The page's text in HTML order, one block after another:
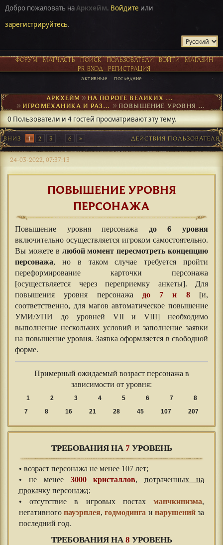
Добро пожаловать наАркхейм. Войдите или
зарегистрируйтесь.
ФОРУМ МАТЧАСТЬ ПОИСК ПОЛЬЗОВАТЕЛИ ВОЙТИ
МАГАЗИН
PR-ВХОД
РЕГИСТРАЦИЯ
активные последние
АРКХЕЙМ► НА ПОРОГЕ ВЕЛИКИХ ОТКРЫТИЙ
► ИГРОМЕХАНИКА И РАЗВИТИЕ ПЕРСОНАЖА ► ПОВЫШЕНИЕ УРОВНЯ ПЕРСОНАЖА
0 Пользователи и 4 гостей просматривают эту тему.
ВНИЗ 1 2 3 6 ДЕЙСТВИЯ ПОЛЬЗОВАТЕЛЯ
24-03-2022, 07:37:13
ПОВЫШЕНИЕ УРОВНЯ
ПЕРСОНАЖА
Повышение уровня персонажа до 6 уровня
включительно осуществляется игроком самостоятельно.
Вы можете в любой момент пересмотреть концепцию
персонажа, но в таком случае требуется пройти
переформирование карточки персонажа
[осуществляется через переприемку анкеты]. Для
повышения уровня персонажа до 7 и 8[и,
соответственно, для магов автоматическое повышение
УМИ/УПИ до уровней VII и VIII] необходимо
выполнение нескольких условий и заполнение заявки
на повышение уровня. Заявка оформляется в свободной
форме.
Примерный ожидаемый возраст персонажа в
зависимости от уровня:
1 2 3 4 5 6 7
8
7
8 16 21 28 45 107 207
ТРЕБОВАНИЯ НА 7 УРОВЕНЬ
• возраст персонажа не менее 107 лет;
• не менее 3000 кристаллов,потраченных на
прокачку персонажа;
• отсутствие в игровых постахманчкинизма,
негативногопауэрплея,годмодинга и нарушенийза
последний год.
ТРЕБОВАНИЯ НА 8 УРОВЕНЬ